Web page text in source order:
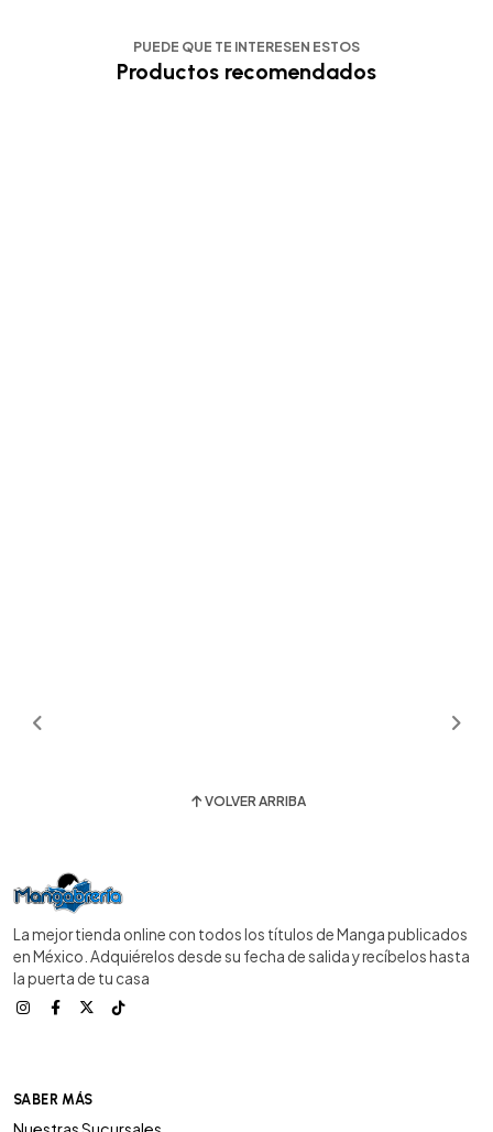
PUEDE QUE TE INTERESEN ESTOS
Productos recomendados
VOLVER ARRIBA
La mejor tienda online con todos los títulos de Manga publicados
en México. Adquiérelos desde su fecha de salida y recíbelos hasta
la puerta de tu casa
SABER MÁS